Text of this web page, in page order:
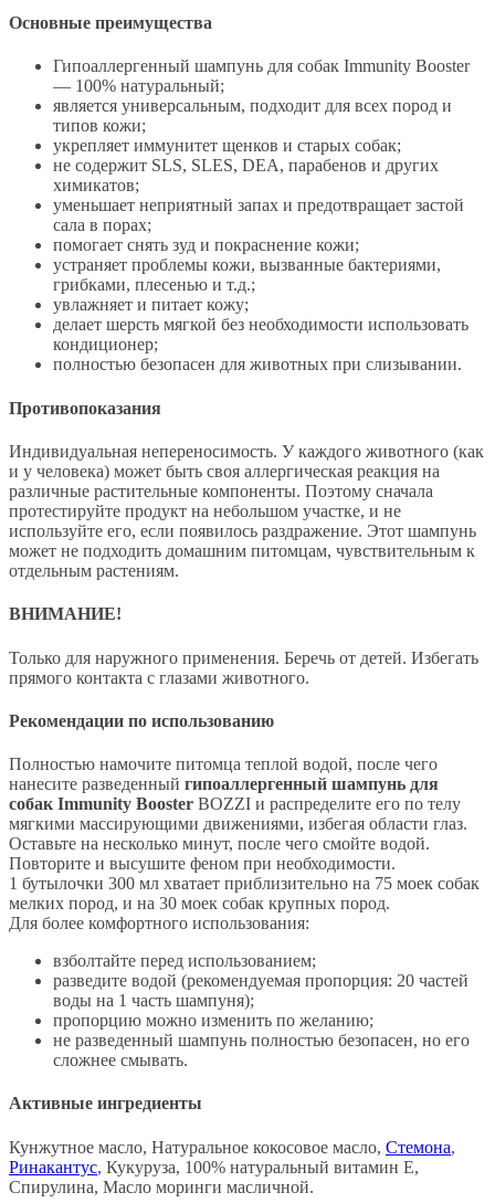
Основные преимущества
Гипоаллергенный шампунь для собак Immunity Booster
— 100% натуральный;
является универсальным, подходит для всех пород и
типов кожи;
укрепляет иммунитет щенков и старых собак;
не содержит SLS, SLES, DEA, парабенов и других
химикатов;
уменьшает неприятный запах и предотвращает застой
сала в порах;
помогает снять зуд и покраснение кожи;
устраняет проблемы кожи, вызванные бактериями,
грибками, плесенью и т.д.;
увлажняет и питает кожу;
делает шерсть мягкой без необходимости использовать
кондиционер;
полностью безопасен для животных при слизывании.
Противопоказания
Индивидуальная непереносимость. У каждого животного (как
и у человека) может быть своя аллергическая реакция на
различные растительные компоненты. Поэтому сначала
протестируйте продукт на небольшом участке, и не
используйте его, если появилось раздражение. Этот шампунь
может не подходить домашним питомцам, чувствительным к
отдельным растениям.
ВНИМАНИЕ!
Только для наружного применения. Беречь от детей. Избегать
прямого контакта с глазами животного.
Рекомендации по использованию
Полностью намочите питомца теплой водой, после чего
нанесите разведенный гипоаллергенный шампунь для
собак Immunity Booster BOZZI и распределите его по телу
мягкими массирующими движениями, избегая области глаз.
Оставьте на несколько минут, после чего смойте водой.
Повторите и высушите феном при необходимости.
1 бутылочки 300 мл хватает приблизительно на 75 моек собак
мелких пород, и на 30 моек собак крупных пород.
Для более комфортного использования:
взболтайте перед использованием;
разведите водой (рекомендуемая пропорция: 20 частей
воды на 1 часть шампуня);
пропорцию можно изменить по желанию;
не разведенный шампунь полностью безопасен, но его
сложнее смывать.
Активные ингредиенты
Кунжутное масло, Натуральное кокосовое масло, Стемона,
Ринакантус, Кукуруза, 100% натуральный витамин E,
Спирулина, Масло моринги масличной.